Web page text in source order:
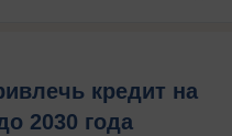
кредит на
2030 года